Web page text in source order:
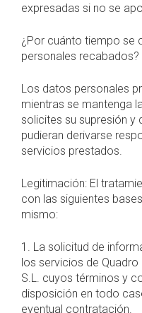
expresadas si no se
¿Por cuánto tiempo se
personales recabados?
Los datos personales
mientras se mantenga
solicites su supresión y
pudieran derivarse
servicios prestados.
Legitimación: El
con las siguientes
mismo:
1. La solicitud de
los servicios de
S.L. cuyos términos y
disposición en todo
eventual contratación.